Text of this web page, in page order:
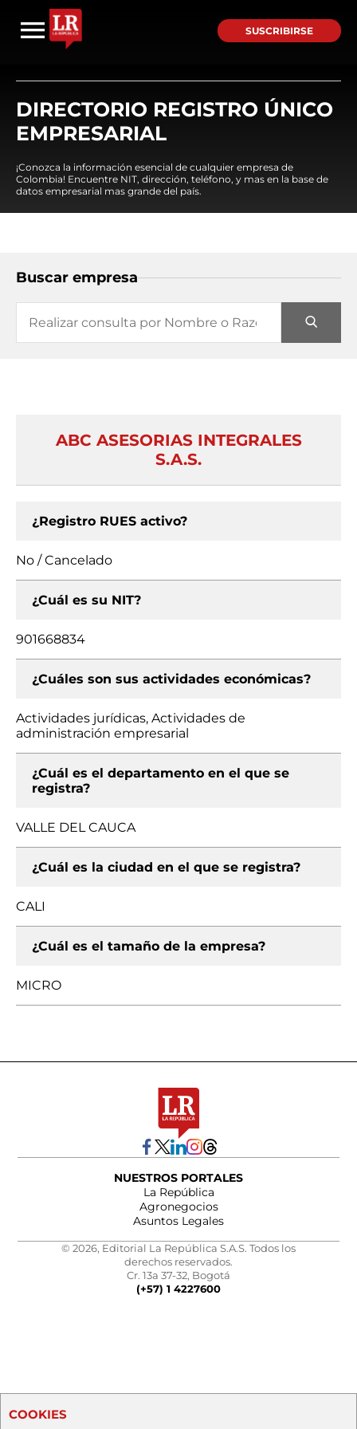
SUSCRIBIRSE
DIRECTORIO REGISTRO ÚNICO
EMPRESARIAL
¡Conozca la información esencial de cualquier empresa de
Colombia! Encuentre NIT, dirección, teléfono, y mas en la base de
datos empresarial mas grande del país.
Buscar empresa
ABC ASESORIAS INTEGRALES
S.A.S.
¿Registro RUES activo?
No / Cancelado
¿Cuál es su NIT?
901668834
¿Cuáles son sus actividades económicas?
Actividades jurídicas, Actividades de
administración empresarial
¿Cuál es el departamento en el que se
registra?
VALLE DEL CAUCA
¿Cuál es la ciudad en el que se registra?
CALI
¿Cuál es el tamaño de la empresa?
MICRO
NUESTROS PORTALES
La República
Agronegocios
Asuntos Legales
© 2026, Editorial La República S.A.S. Todos los
derechos reservados.
Cr. 13a 37-32, Bogotá
(+57) 1 4227600
COOKIES